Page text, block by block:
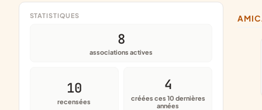
STATISTIQUES
8
associations actives
10
recensées
4
créées ces 10 dernières
années